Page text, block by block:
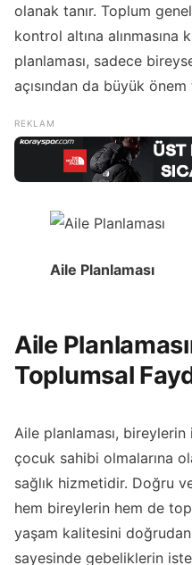
olanak tanır. Toplum
kontrol altına alınmasına
planlaması, sadece
açısından da büyük önem
Aile Planlaması
Aile
Toplumsal
Aile planlaması,
çocuk sahibi olmalarına
sağlık hizmetidir. Doğru
hem bireylerin hem de
yaşam kalitesini
sayesinde gebeliklerin